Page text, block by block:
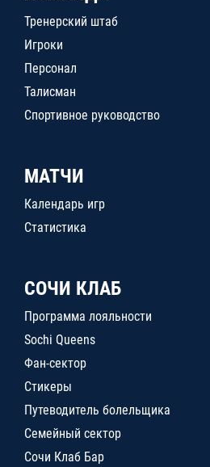
Тренерский штаб
Игроки
Персонал
Талисман
Спортивное руководство
МАТЧИ
Календарь игр
Статистика
СОЧИ КЛАБ
Программа лояльности
Sochi Queens
Фан-сектор
Стикеры
Путеводитель болельщика
Семейный сектор
Сочи Клаб Бар